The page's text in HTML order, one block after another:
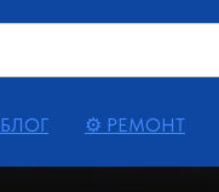
БЛОГ ⚙ РЕМОНТ